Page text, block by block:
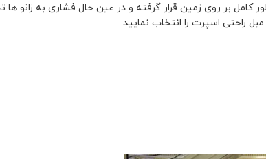
بر روی زمین قرار گرفته و در عین حال فشاری به زانو ها
راحتی اسپرت را انتخاب نمایید.